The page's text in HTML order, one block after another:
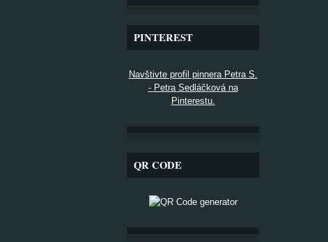
PINTEREST
Navštivte profil pinnera Petra S.
- Petra Sedláčková na
Pinterestu.
QR CODE